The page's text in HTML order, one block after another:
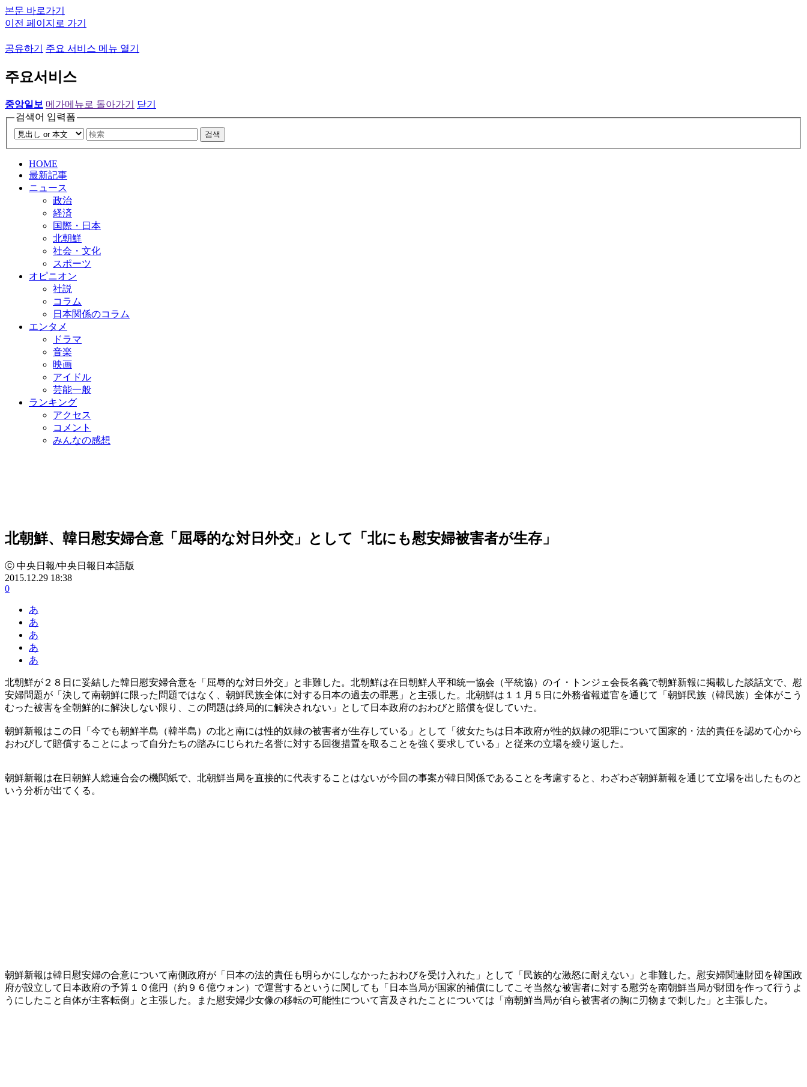
본문 바로가기
이전 페이지로 가기
공유하기 주요 서비스 메뉴 열기
주요서비스
중앙일보 메가메뉴로 돌아가기
닫기
검색어 입력폼
검색
HOME
最新記事
ニュース
政治
経済
国際・日本
北朝鮮
社会・文化
スポーツ
オピニオン
社説
コラム
日本関係のコラム
エンタメ
ドラマ
音楽
映画
アイドル
芸能一般
ランキング
アクセス
コメント
みんなの感想
北朝鮮、韓日慰安婦合意「屈辱的な対日外交」として「北にも慰安婦被害者が生存」
ⓒ 中央日報/中央日報日本語版
2015.12.29 18:38
0
あ
あ
あ
あ
あ
北朝鮮が２８日に妥結した韓日慰安婦合意を「屈辱的な対日外交」と非難した。北朝鮮は在日朝鮮人平和統一協会（平統協）のイ・トンジェ会長名義で朝鮮新報に掲載した談話文で、慰
安婦問題が「決して南朝鮮に限った問題ではなく、朝鮮民族全体に対する日本の過去の罪悪」と主張した。北朝鮮は１１月５日に外務省報道官を通じて「朝鮮民族（韓民族）全体がこう
むった被害を全朝鮮的に解決しない限り、この問題は終局的に解決されない」として日本政府のおわびと賠償を促していた。
朝鮮新報はこの日「今でも朝鮮半島（韓半島）の北と南には性的奴隷の被害者が生存している」として「彼女たちは日本政府が性的奴隷の犯罪について国家的・法的責任を認めて心から
おわびして賠償することによって自分たちの踏みにじられた名誉に対する回復措置を取ることを強く要求している」と従来の立場を繰り返した。
朝鮮新報は在日朝鮮人総連合会の機関紙で、北朝鮮当局を直接的に代表することはないが今回の事案が韓日関係であることを考慮すると、わざわざ朝鮮新報を通じて立場を出したものと
いう分析が出てくる。
朝鮮新報は韓日慰安婦の合意について南側政府が「日本の法的責任も明らかにしなかったおわびを受け入れた」として「民族的な激怒に耐えない」と非難した。慰安婦関連財団を韓国政
府が設立して日本政府の予算１０億円（約９６億ウォン）で運営するというに関しても「日本当局が国家的補償にしてこそ当然な被害者に対する慰労を南朝鮮当局が財団を作って行うよ
うにしたこと自体が主客転倒」と主張した。また慰安婦少女像の移転の可能性について言及されたことについては「南朝鮮当局が自ら被害者の胸に刃物まで刺した」と主張した。